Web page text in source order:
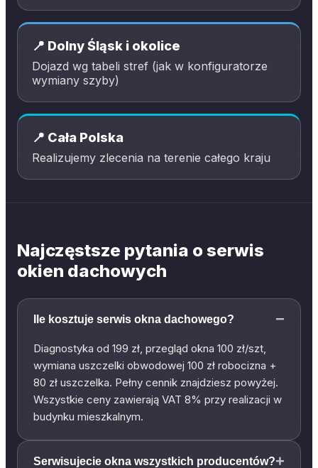
📍 Dolny Śląsk i okolice
Dojazd wg tabeli stref (jak w konfiguratorze
wymiany szyby)
📍 Cała Polska
Realizujemy zlecenia na terenie całego kraju
Najczęstsze pytania o serwis
okien dachowych
Ile kosztuje serwis okna dachowego? −
Diagnostyka od 199 zł, przegląd okna 100 zł/szt,
wymiana uszczelki obwodowej 100 zł robocizna +
80 zł uszczelka. Pełny cennik znajdziesz powyżej.
Wszystkie ceny zawierają VAT 8% przy realizacji w
budynku mieszkalnym.
Serwisujecie okna wszystkich producentów?+